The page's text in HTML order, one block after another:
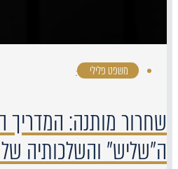
משפט פלילי ·
שחרור מותנה: המדריך
ה"שליש" והשלכותיה